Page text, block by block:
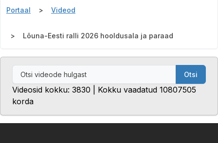
Portaal Videod
Lõuna-Eesti ralli 2026 hooldusala ja paraad
Otsi
Videosid kokku: 3830 | Kokku vaadatud 10807505
korda